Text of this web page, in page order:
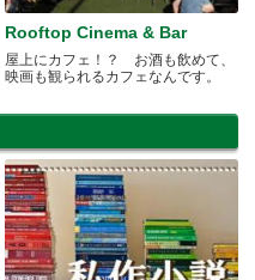
Rooftop Cinema & Bar
屋上にカフェ！？ お酒も飲めて、
映画も観られるカフェなんです。